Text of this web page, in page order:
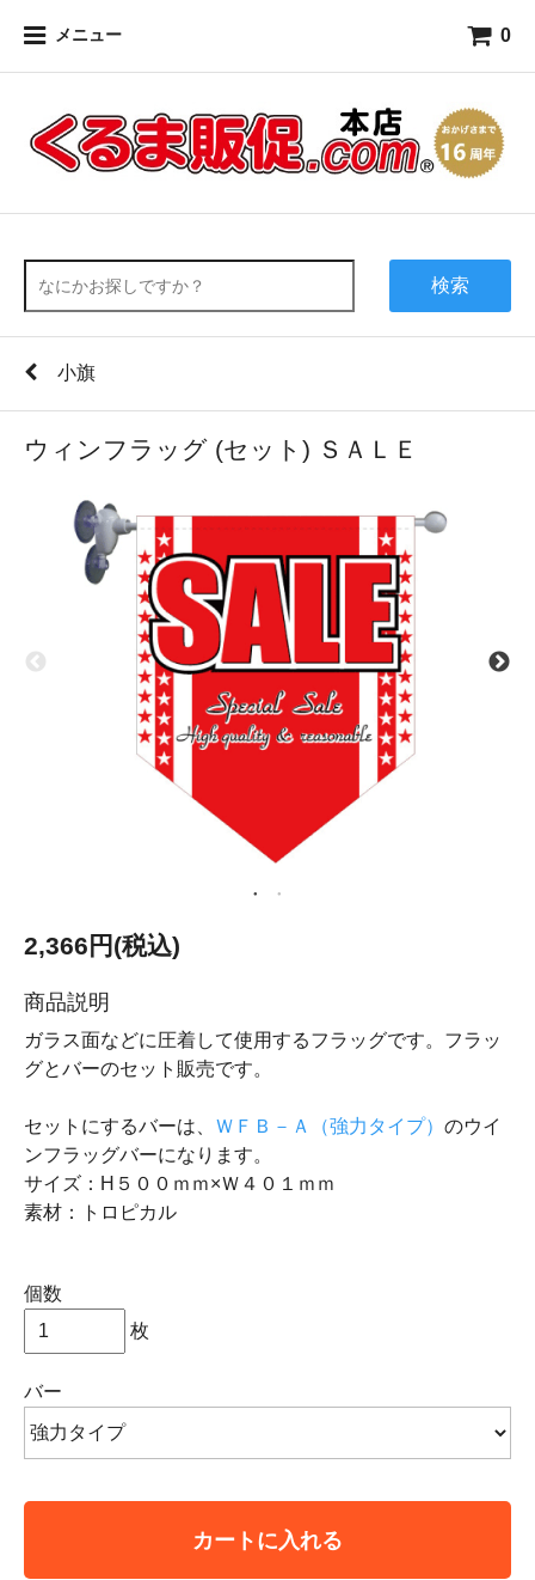
メニュー 0
検索
小旗
ウィンフラッグ (セット) ＳＡＬＥ
2,366円(税込)
商品説明
ガラス面などに圧着して使用するフラッグです。フラッ
グとバーのセット販売です。
セットにするバーは、 ＷＦＢ－Ａ（強力タイプ） のウイ
ンフラッグバーになります。
サイズ：H５００ｍｍ×Ｗ４０１ｍｍ
素材：トロピカル
個数
枚
バー
カートに入れる